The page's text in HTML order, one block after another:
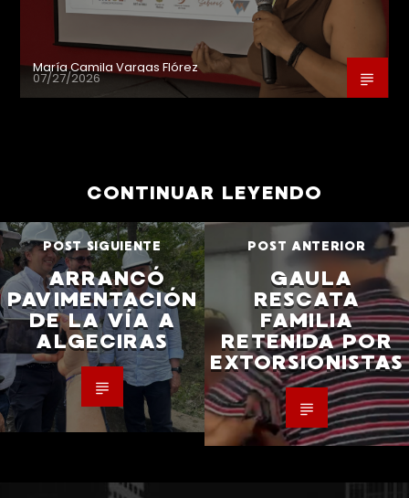
María Camila Vargas Flórez
07/27/2026
CONTINUAR LEYENDO
POST SIGUIENTE
ARRANCÓ
PAVIMENTACIÓN
DE LA VÍA A
ALGECIRAS
POST ANTERIOR
GAULA
RESCATA
FAMILIA
RETENIDA POR
EXTORSIONISTAS